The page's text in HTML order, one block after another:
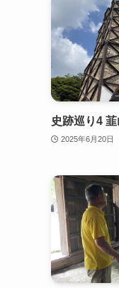
史跡巡り4
2025年6月20日